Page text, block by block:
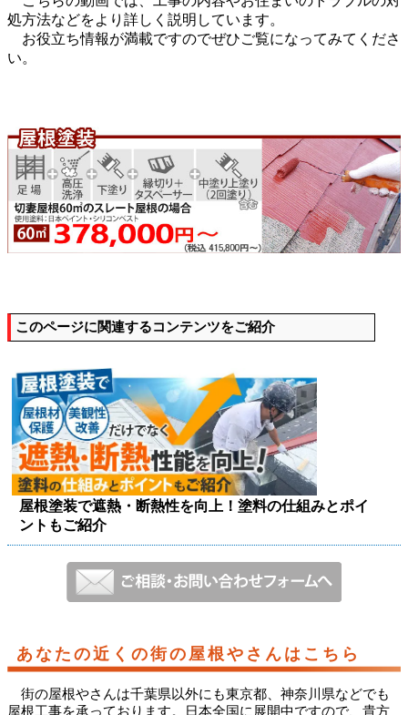
処方法などをより詳しく説明しています。
お役立ち情報が満載ですのでぜひご覧になってみてくださ
い。
このページに関連するコンテンツをご紹介
屋根塗装で遮熱・断熱性を向上！塗料の仕組みとポイ
ントもご紹介
あなたの近くの街の屋根やさんはこちら
街の屋根やさんは千葉県以外にも東京都、神奈川県などでも
屋根工事を承っております。日本全国に展開中ですので、貴方